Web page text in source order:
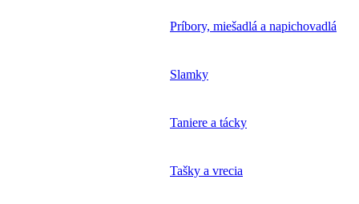
Príbory, miešadlá a napichovadlá
Slamky
Taniere a tácky
Tašky a vrecia